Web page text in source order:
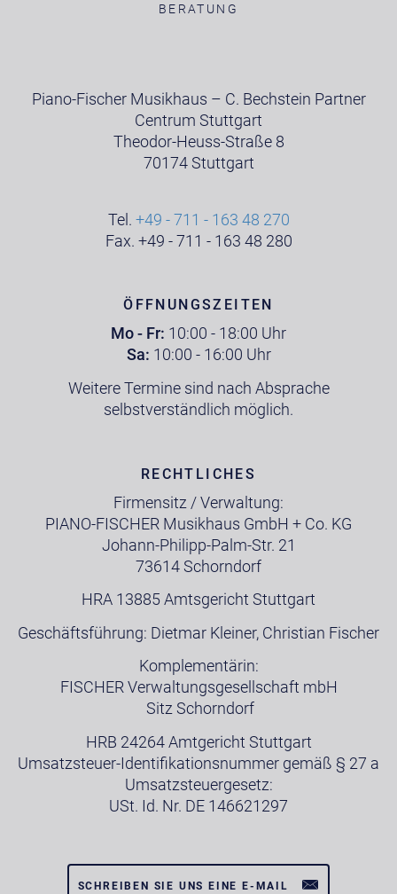
BERATUNG
Piano-Fischer Musikhaus – C. Bechstein Partner
Centrum Stuttgart
Theodor-Heuss-Straße 8
70174 Stuttgart
Tel. +49 - 711 - 163 48 270
Fax. +49 - 711 - 163 48 280
ÖFFNUNGSZEITEN
Mo - Fr: 10:00 - 18:00 Uhr
Sa: 10:00 - 16:00 Uhr
Weitere Termine sind nach Absprache
selbstverständlich möglich.
RECHTLICHES
Firmensitz / Verwaltung:
PIANO-FISCHER Musikhaus GmbH + Co. KG
Johann-Philipp-Palm-Str. 21
73614 Schorndorf
HRA 13885 Amtsgericht Stuttgart
Geschäftsführung: Dietmar Kleiner, Christian Fischer
Komplementärin:
FISCHER Verwaltungsgesellschaft mbH
Sitz Schorndorf
HRB 24264 Amtgericht Stuttgart
Umsatzsteuer-Identifikationsnummer gemäß § 27 a
Umsatzsteuergesetz:
USt. Id. Nr. DE 146621297
SCHREIBEN SIE UNS EINE E-MAIL